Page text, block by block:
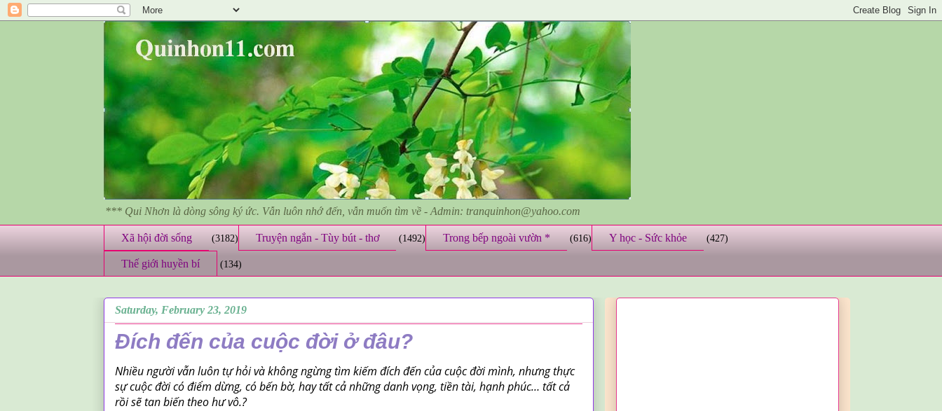
*** Qui Nhơn là dòng sông ký ức. Vẫn luôn nhớ đến, vẫn muốn tìm về - Admin: tranquinhon@yahoo.com
Xã hội đời sống (3182) Truyện ngắn - Tùy bút - thơ (1492) Trong bếp ngoài vườn * (616) Y học - Sức khỏe (427)
Thế giới huyền bí (134)
Saturday, February 23, 2019
Đích đến của cuộc đời ở đâu?
Nhiều người vẫn luôn tự hỏi và không ngừng tìm kiếm đích đến của cuộc đời mình, nhưng thực
sự cuộc đời có điểm dừng, có bến bờ, hay tất cả những danh vọng, tiền tài, hạnh phúc… tất cả
rồi sẽ tan biến theo hư vô.?